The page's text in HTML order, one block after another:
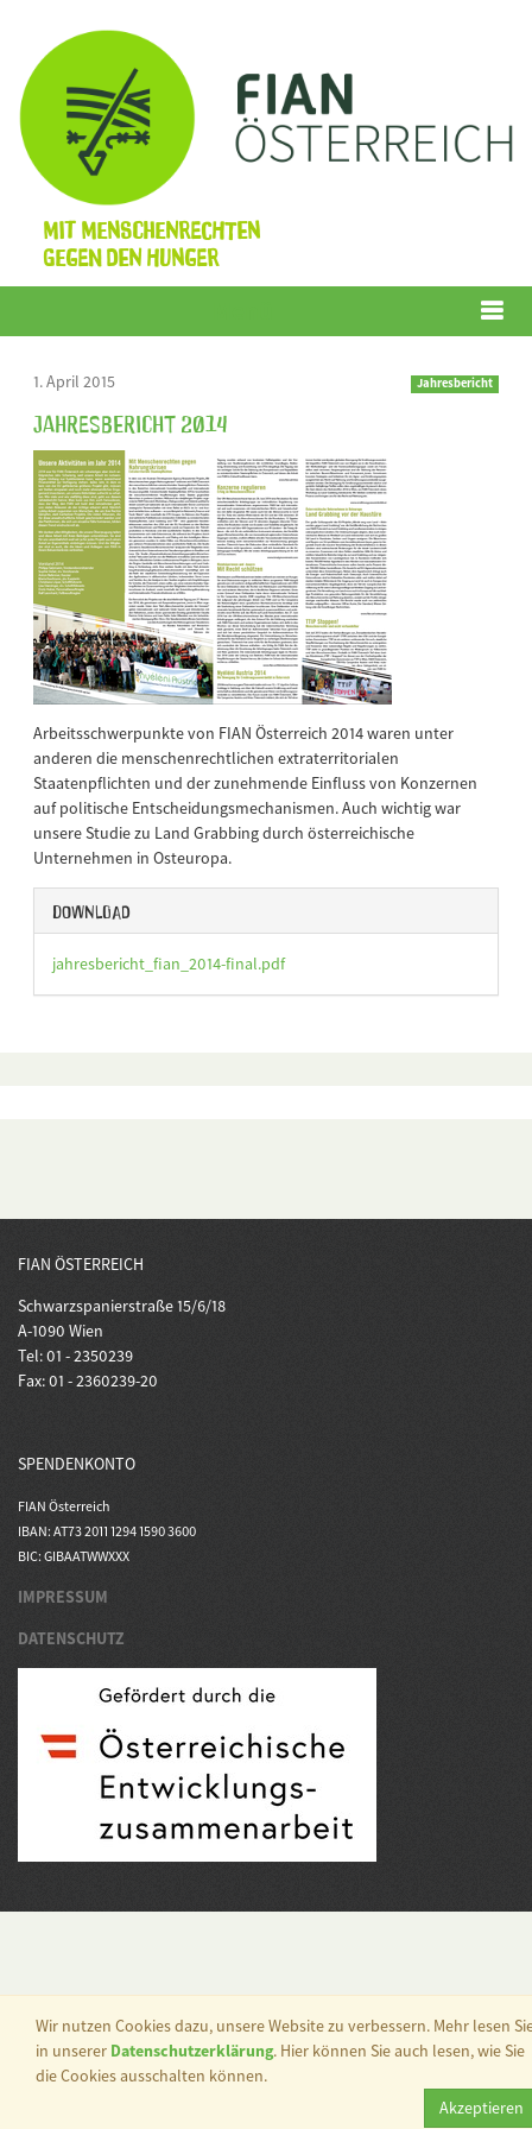
Mit Menschenrechten
gegen den Hunger
1. April 2015 Jahresbericht
Jahresbericht 2014
Arbeitsschwerpunkte von FIAN Österreich 2014 waren unter
anderen die menschenrechtlichen extraterritorialen
Staatenpflichten und der zunehmende Einfluss von Konzernen
auf politische Entscheidungsmechanismen. Auch wichtig war
unsere Studie zu Land Grabbing durch österreichische
Unternehmen in Osteuropa.
Download
jahresbericht_fian_2014-final.pdf
FIAN ÖSTERREICH
Schwarzspanierstraße 15/6/18
A-1090 Wien
Tel: 01 - 2350239
Fax: 01 - 2360239-20
SPENDENKONTO
FIAN Österreich
IBAN: AT73 2011 1294 1590 3600
BIC: GIBAATWWXXX
IMPRESSUM
DATENSCHUTZ
Wir nutzen Cookies dazu, unsere Website zu verbessern. Mehr lesen
in unserer Datenschutzerklärung. Hier können Sie auch lesen, wie Sie
die Cookies ausschalten können.
Akzeptieren